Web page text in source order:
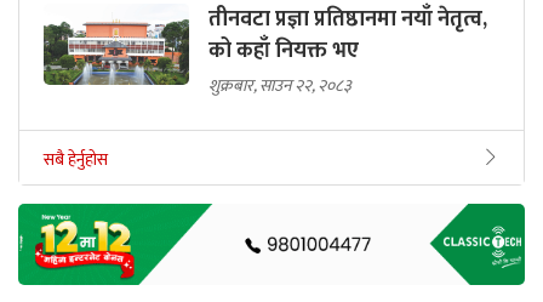
तीनवटा प्रज्ञा प्रतिष्ठानमा नयाँ नेतृत्व,
को कहाँ नियक्त भए
शुक्रबार, साउन २२, २०८३
सबै हेर्नुहोस